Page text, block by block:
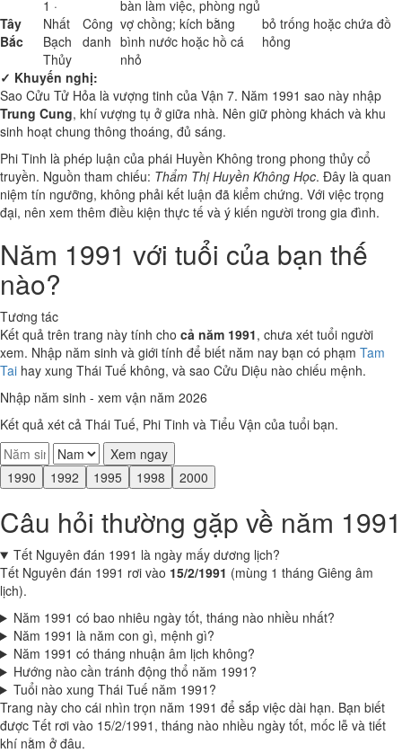
Tây
Bắc
1 ·
Nhất
Bạch
Thủy
Công
danh
bàn làm việc, phòng ngủ
vợ chồng; kích bằng
bình nước hoặc hồ cá
nhỏ
bỏ trống hoặc chứa đồ
hỏng
✓ Khuyến nghị:
Sao Cửu Tử Hỏa là vượng tinh của Vận 7. Năm 1991 sao này nhập
Trung Cung, khí vượng tụ ở giữa nhà. Nên giữ phòng khách và khu
sinh hoạt chung thông thoáng, đủ sáng.
Phi Tinh là phép luận của phái Huyền Không trong phong thủy cổ
truyền. Nguồn tham chiếu: Thẩm Thị Huyền Không Học. Đây là quan
niệm tín ngưỡng, không phải kết luận đã kiểm chứng. Với việc trọng
đại, nên xem thêm điều kiện thực tế và ý kiến người trong gia đình.
Năm 1991 với tuổi của bạn thế
nào?
Tương tác
Kết quả trên trang này tính cho cả năm 1991, chưa xét tuổi người
xem. Nhập năm sinh và giới tính để biết năm nay bạn có phạm Tam
Tai hay xung Thái Tuế không, và sao Cửu Diệu nào chiếu mệnh.
Nhập năm sinh - xem vận năm 2026
Kết quả xét cả Thái Tuế, Phi Tinh và Tiểu Vận của tuổi bạn.
Xem ngay
1990
1992 1995 1998 2000
Câu hỏi thường gặp về năm 1991
Tết Nguyên đán 1991 là ngày mấy dương lịch?
Tết Nguyên đán 1991 rơi vào 15/2/1991 (mùng 1 tháng Giêng âm
lịch).
Năm 1991 có bao nhiêu ngày tốt, tháng nào nhiều nhất?
Năm 1991 là năm con gì, mệnh gì?
Năm 1991 có tháng nhuận âm lịch không?
Hướng nào cần tránh động thổ năm 1991?
Tuổi nào xung Thái Tuế năm 1991?
Trang này cho cái nhìn trọn năm 1991 để sắp việc dài hạn. Bạn biết
được Tết rơi vào 15/2/1991, tháng nào nhiều ngày tốt, mốc lễ và tiết
khí nằm ở đâu.